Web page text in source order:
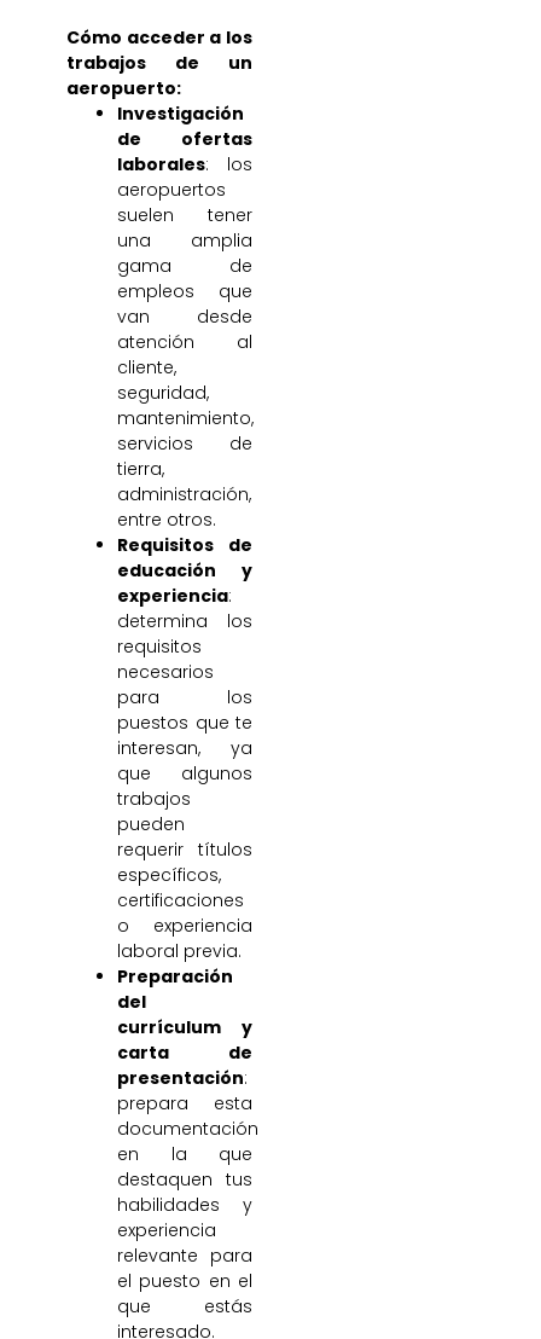
Cómo acceder a los
trabajos de un
aeropuerto:
Investigación
de ofertas
laborales: los
aeropuertos
suelen tener
una amplia
gama de
empleos que
van desde
atención al
cliente,
seguridad,
mantenimiento,
servicios de
tierra,
administración,
entre otros.
Requisitos de
educación y
experiencia:
determina los
requisitos
necesarios
para los
puestos que te
interesan, ya
que algunos
trabajos
pueden
requerir títulos
específicos,
certificaciones
o experiencia
laboral previa.
Preparación
del
currículum y
carta de
presentación:
prepara esta
documentación
en la que
destaquen tus
habilidades y
experiencia
relevante para
el puesto en el
que estás
interesado.